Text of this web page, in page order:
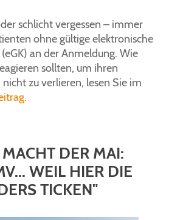
schlicht vergessen – immer
ohne gültige elektronische
an der Anmeldung. Wie
sollten, um ihren
zu verlieren, lesen Sie im
DER MAI:
WEIL HIER DIE
TICKEN"